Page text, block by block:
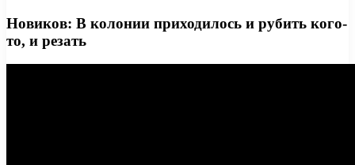
Новиков: В колонии приходилось и рубить кого-
то, и резать